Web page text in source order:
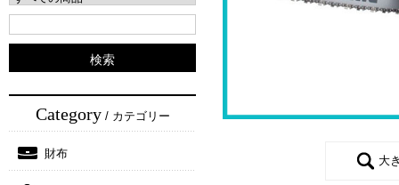
Category/ カテゴリー
財布
大